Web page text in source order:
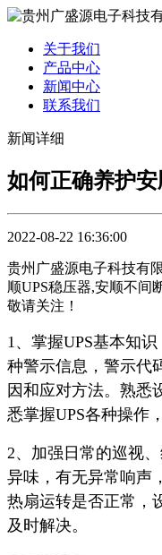
关于我们
产品中心
新闻中心
联系我们
新闻详细
如何正确养护安
2022-08-22 16:36:00
贵州广盛源电子科技有
顺UPS稳压器,安顺不间
敬请关注！
1、掌握UPS基本知
种警示信息，警示代
因和应对方法。熟悉
悉掌握UPS各种操作
2、加强日常的巡视
异味，有无异常响声
热扇运转是否正常，
及时解决。